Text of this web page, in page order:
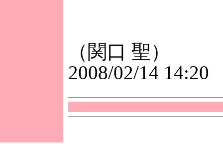
（関口 聖）
2008/02/14 14:20